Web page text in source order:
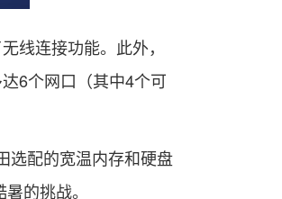
线连接功能。此外，
6个网口（其中4个可
选配的宽温内存和硬盘
的挑战。